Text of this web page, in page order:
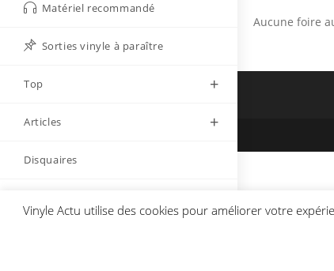
Matériel recommandé
Sorties vinyle à paraître
Top
Articles
Disquaires
Aucune foire
Vinyle Actu utilise des cookies pour améliorer votre